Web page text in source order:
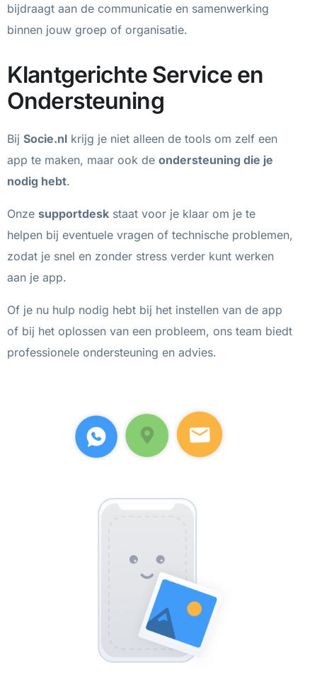
bijdraagt aan de communicatie en samenwerking
binnen jouw groep of organisatie.
Klantgerichte Service en
Ondersteuning
Bij Socie.nl krijg je niet alleen de tools om zelf een
app te maken, maar ook de ondersteuning die je
nodig hebt.
Onze supportdesk staat voor je klaar om je te
helpen bij eventuele vragen of technische problemen,
zodat je snel en zonder stress verder kunt werken
aan je app.
Of je nu hulp nodig hebt bij het instellen van de app
of bij het oplossen van een probleem, ons team biedt
professionele ondersteuning en advies.